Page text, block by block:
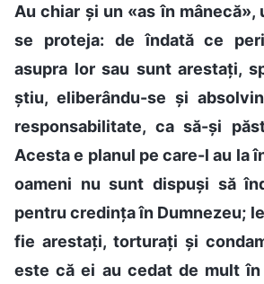
Au chiar și un «as în mânecă»,
se proteja: de îndată ce
asupra lor sau sunt arestați,
știu, eliberându-se și
responsabilitate, ca să-și
Acesta e planul pe care-l au la
oameni nu sunt dispuși să
pentru credința în Dumnezeu;
fie arestați, torturați și
este că ei au cedat de mult în